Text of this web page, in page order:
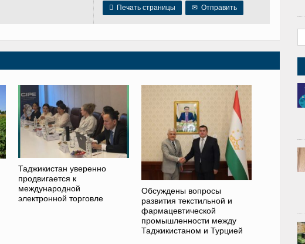
 Печать страницы ✉ Отправить
Таджикистан уверенно
продвигается к
международной
электронной торговле
Обсуждены вопросы
развития текстильной и
фармацевтической
промышленности между
Таджикистаном и Турцией